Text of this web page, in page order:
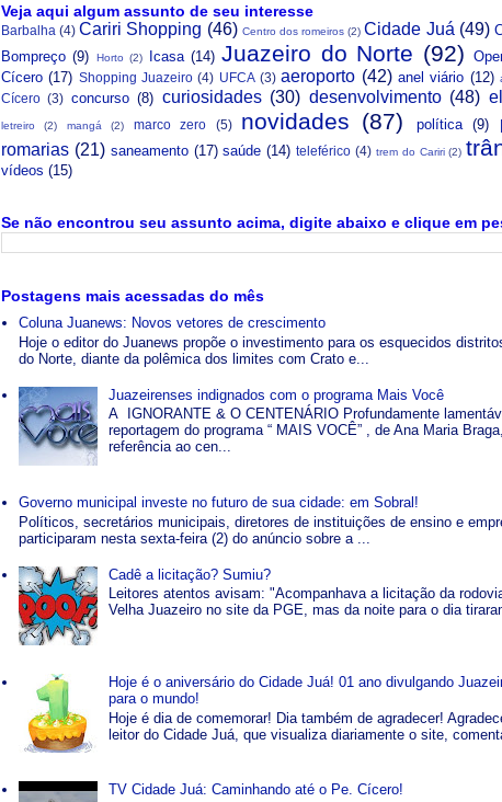
Veja aqui algum assunto de seu interesse
Barbalha (4) Cariri Shopping (46) Centro dos romeiros (2) Cidade Juá (49)
Bompreço (9) Horto (2) Icasa (14) Juazeiro do Norte (92)
Cícero (17) Shopping Juazeiro (4) UFCA (3) aeroporto (42) anel viário (12)
Cícero (3) concurso (8) curiosidades (30) desenvolvimento (48)
letreiro (2) mangá (2) marco zero (5) novidades (87) política (9)
romarias (21) saneamento (17) saúde (14) teleférico (4) trem do Cariri (2)
vídeos (15)
Se não encontrou seu assunto acima, digite abaixo e clique em
Postagens mais acessadas do mês
Coluna Juanews: Novos vetores de crescimento
Hoje o editor do Juanews propõe o investimento para os esquecidos
do Norte, diante da polêmica dos limites com Crato e...
Juazeirenses indignados com o programa Mais Você
A IGNORANTE & O CENTENÁRIO Profundamente
reportagem do programa “ MAIS VOCÊ” , de Ana Maria
referência ao cen...
Governo municipal investe no futuro de sua cidade: em Sobral!
Políticos, secretários municipais, diretores de instituições de ensino e
participaram nesta sexta-feira (2) do anúncio sobre a ...
Cadê a licitação? Sumiu?
Leitores atentos avisam: "Acompanhava a licitação da
Velha Juazeiro no site da PGE, mas da noite para o dia
Hoje é o aniversário do Cidade Juá! 01 ano divulgando
para o mundo!
Hoje é dia de comemorar! Dia também de agradecer!
leitor do Cidade Juá, que visualiza diariamente o site,
TV Cidade Juá: Caminhando até o Pe. Cícero!